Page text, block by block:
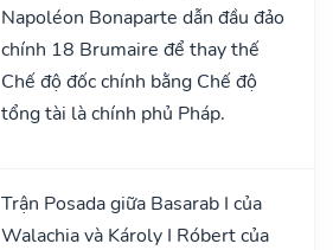
Napoléon Bonaparte dẫn đầu đảo
chính 18 Brumaire để thay thế
Chế độ đốc chính bằng Chế độ
tổng tài là chính phủ Pháp.
Trận Posada giữa Basarab I của
Walachia và Károly I Róbert của